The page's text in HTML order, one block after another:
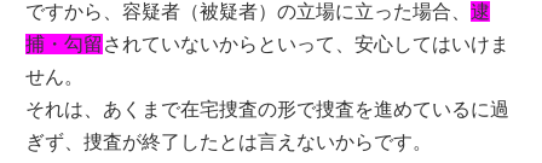
ですから、容疑者（被疑者）の立場に立った場合、逮
捕・勾留 されていないからといって、安心してはいけま
せん。
それは、あくまで在宅捜査の形で捜査を進めているに過
ぎず、捜査が終了したとは言えないからです。